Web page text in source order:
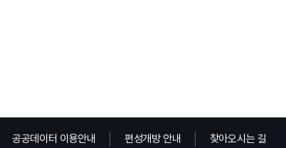
공공데이터 이용안내 편성개방 안내 찾아오시는 길